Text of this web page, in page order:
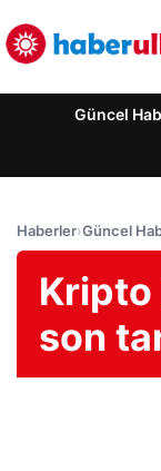
Güncel
Haberler›Güncel
Kripto
son